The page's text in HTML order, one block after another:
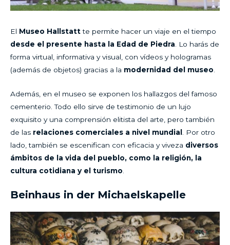
El Museo Hallstattte permite hacer un viaje en el tiempo
desde el presente hasta la Edad de Piedra . Lo harás de
forma virtual, informativa y visual, con vídeos y hologramas
(además de objetos) gracias a la modernidad del museo
Además, en el museo se exponen los hallazgos del famoso
cementerio. Todo ello sirve de testimonio de un lujo
exquisito y una comprensión elitista del arte, pero también
de las relaciones comerciales a nivel mundial . Por otro
lado, también se escenifican con eficacia y viveza diversos
ámbitos de la vida del pueblo, como la religión, la
cultura cotidiana y el turismo
Beinhaus in der Michaelskapelle